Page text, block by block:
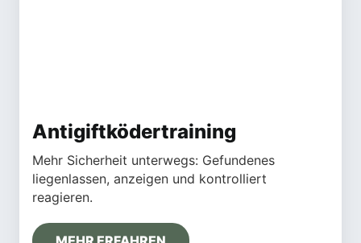
Antigiftködertraining
Mehr Sicherheit unterwegs: Gefundenes
liegenlassen, anzeigen und kontrolliert
reagieren.